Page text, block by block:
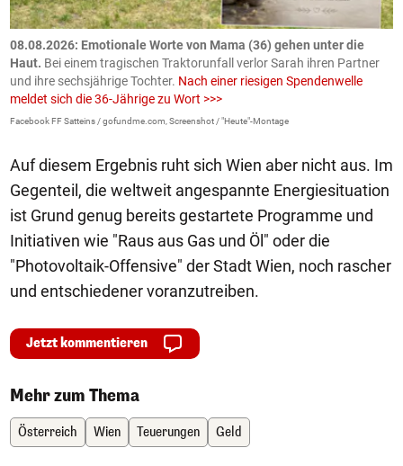
08.08.2026: Emotionale Worte von Mama (36) gehen unter die
Haut. Bei einem tragischen Traktorunfall verlor Sarah ihren Partner
und ihre sechsjährige Tochter. Nach einer riesigen Spendenwelle
meldet sich die 36-Jährige zu Wort >>>
Facebook FF Satteins / gofundme.com, Screenshot / "Heute"-Montage
Auf diesem Ergebnis ruht sich Wien aber nicht aus. Im
Gegenteil, die weltweit angespannte Energiesituation
ist Grund genug bereits gestartete Programme und
Initiativen wie "Raus aus Gas und Öl" oder die
"Photovoltaik-Offensive" der Stadt Wien, noch rascher
und entschiedener voranzutreiben.
Jetzt kommentieren
Mehr zum Thema
Österreich Wien Teuerungen Geld